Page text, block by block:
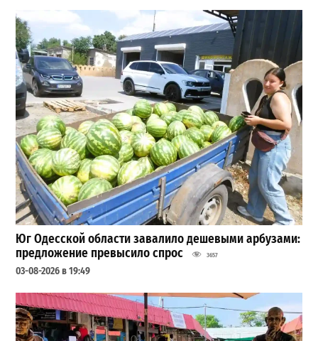
Юг Одесской области завалило дешевыми арбузами:
предложение превысило спрос
3657
03-08-2026 в 19:49